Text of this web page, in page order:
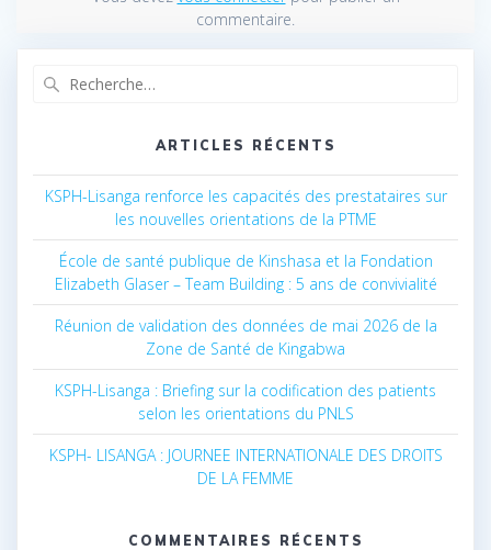
commentaire.
ARTICLES RÉCENTS
KSPH-Lisanga renforce les capacités des prestataires sur
les nouvelles orientations de la PTME
École de santé publique de Kinshasa et la Fondation
Elizabeth Glaser – Team Building : 5 ans de convivialité
Réunion de validation des données de mai 2026 de la
Zone de Santé de Kingabwa
KSPH-Lisanga : Briefing sur la codification des patients
selon les orientations du PNLS
KSPH- LISANGA : JOURNEE INTERNATIONALE DES DROITS
DE LA FEMME
COMMENTAIRES RÉCENTS